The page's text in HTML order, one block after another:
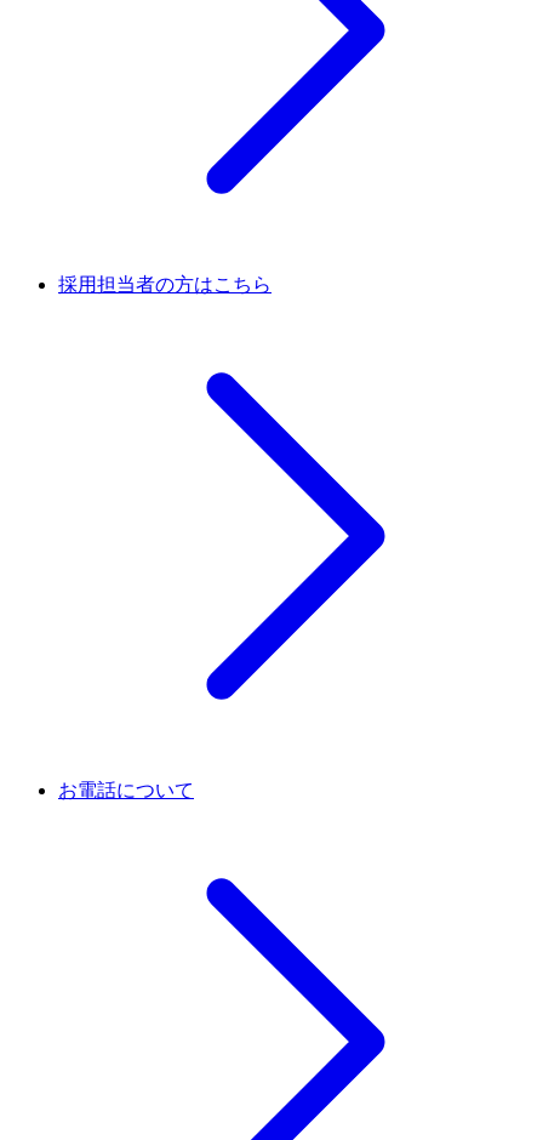
採用担当者の方はこちら
お電話について